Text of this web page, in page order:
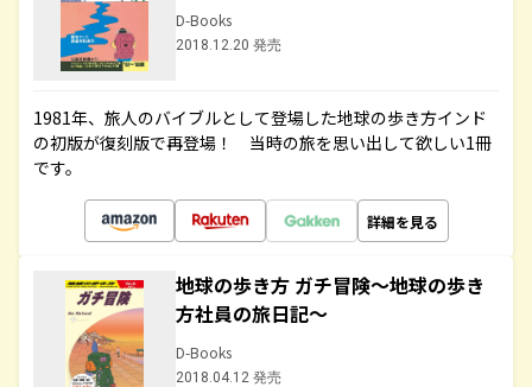
D-Books
2018.12.20 発売
1981年、旅人のバイブルとして登場した地球の歩き方インド
の初版が復刻版で再登場！ 当時の旅を思い出して欲しい1冊
です。
詳細を見る
地球の歩き方 ガチ冒険～地球の歩き
方社員の旅日記～
D-Books
2018.04.12 発売